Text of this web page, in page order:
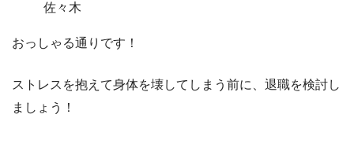
佐々木
おっしゃる通りです！
ストレスを抱えて身体を壊してしまう前に、退職を検討し
ましょう！